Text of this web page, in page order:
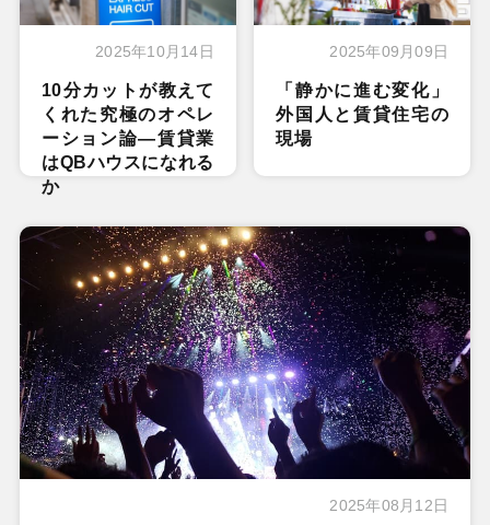
2025年10月14日
10分カットが教えて
くれた究極のオペレ
ーション論―賃貸業
はQBハウスになれる
か
2025年09月09日
「静かに進む変化」
外国人と賃貸住宅の
現場
2025年08月12日